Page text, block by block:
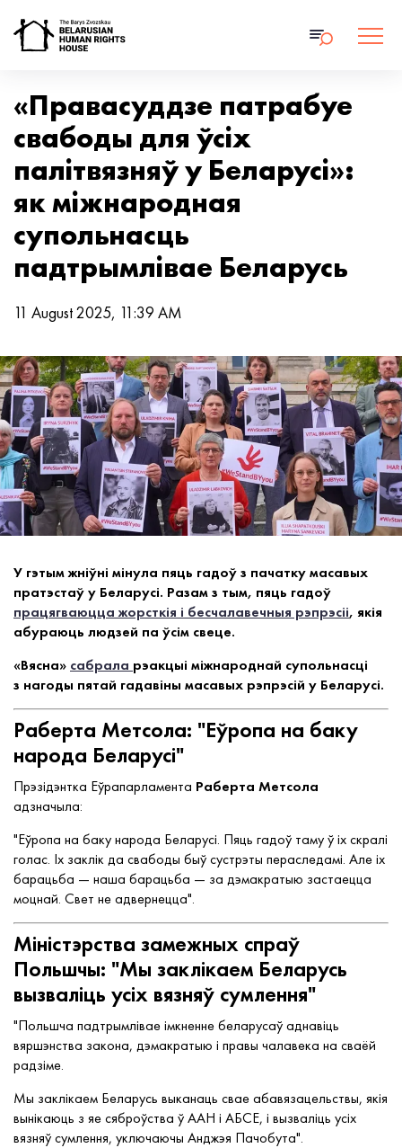
«Правасуддзе патрабуе
свабоды для ўсіх
палітвязняў у Беларусі»:
як міжнародная
супольнасць
падтрымлівае Беларусь
11 August 2025, 11:39 AM
У гэтым жніўні мінула пяць гадоў з пачатку масавых
пратэстаў у Беларусі. Разам з тым, пяць гадоў
працягваюцца жорсткія і бесчалавечныя рэпрэсіі, якія
абураюць людзей па ўсім свеце.
«Вясна» сабрала рэакцыі міжнароднай супольнасці
з нагоды пятай гадавіны масавых рэпрэсій у Беларусі.
Раберта Метсола: "Еўропа на баку
народа Беларусі"
Прэзідэнтка Еўрапарламента Раберта Метсола
адзначыла:
"Еўропа на баку народа Беларусі. Пяць гадоў таму ў іх скралі
голас. Іх заклік да свабоды быў сустрэты пераследамі. Але іх
барацьба — наша барацьба — за дэмакратыю застаецца
моцнай. Свет не адвернецца".
Міністэрства замежных спраў
Польшчы: "Мы заклікаем Беларусь
вызваліць усіх вязняў сумлення"
"Польшча падтрымлівае імкненне беларусаў аднавіць
вяршэнства закона, дэмакратыю і правы чалавека на сваёй
радзіме.
Мы заклікаем Беларусь выканаць свае абавязацельствы, якія
вынікаюць з яе сяброўства ў ААН і АБСЕ, і вызваліць усіх
вязняў сумлення, уключаючы Анджэя Пачобута".